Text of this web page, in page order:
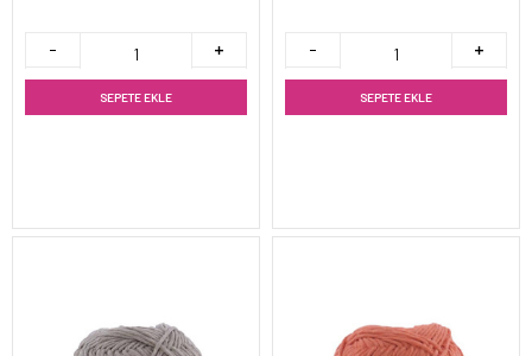
SEPETE EKLE SEPETE EKLE